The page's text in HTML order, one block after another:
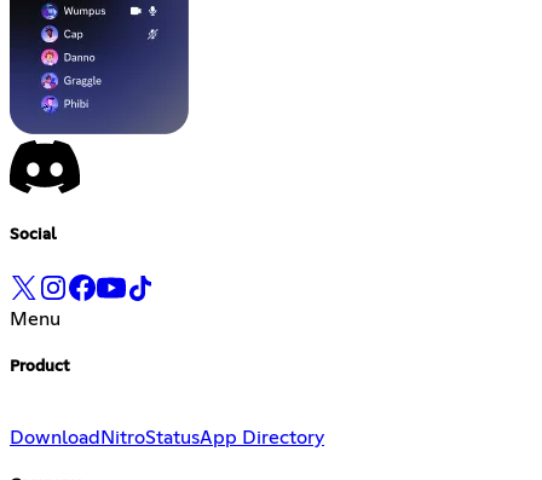
Social
Menu
Product
Download NitroStatusApp Directory